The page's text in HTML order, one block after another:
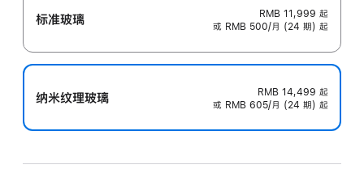
标准玻璃 RMB 11,999 起
或 RMB 500/月 (24 期) 起
纳米纹理玻璃 RMB 14,499 起
或 RMB 605/月 (24 期) 起